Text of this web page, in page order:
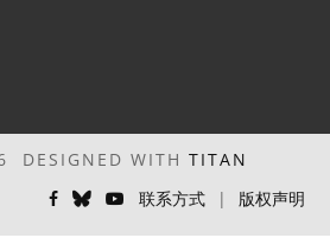
DESIGNED WITH TITAN
联系方式
| 版权声明